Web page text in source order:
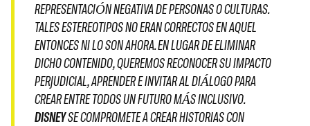
REPRESENTACIÓN NEGATIVA DE PERSONAS O CULTURAS.
TALES ESTEREOTIPOS NO ERAN CORRECTOS EN AQUEL
ENTONCES NI LO SON AHORA.EN LUGAR DE ELIMINAR
DICHO CONTENIDO, QUEREMOS RECONOCER SU IMPACTO
PERJUDICIAL, APRENDER E INVITAR AL DIÁLOGO PARA
CREAR ENTRE TODOS UN FUTURO MÁS INCLUSIVO.
DISNEYSE COMPROMETE A CREAR HISTORIAS CON